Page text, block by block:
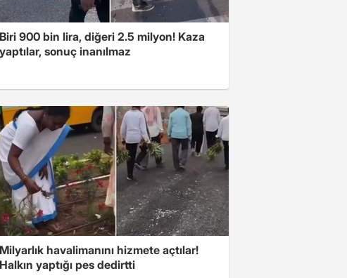
Biri 900 bin lira, diğeri 2.5 milyon! Kaza
yaptılar, sonuç inanılmaz
Milyarlık havalimanını hizmete açtılar!
Halkın yaptığı pes dedirtti